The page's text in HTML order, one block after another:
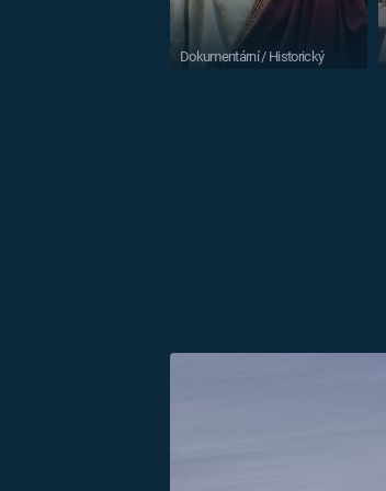
Dokumentární / Historický